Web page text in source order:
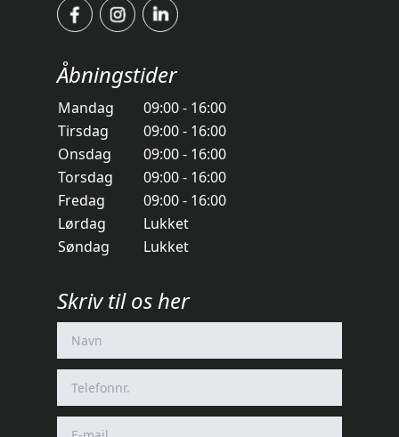
Åbningstider
Mandag
09:00 - 16:00
Tirsdag
09:00 - 16:00
Onsdag
09:00 - 16:00
Torsdag
09:00 - 16:00
Fredag
09:00 - 16:00
Lørdag
Lukket
Søndag
Lukket
Skriv til os her